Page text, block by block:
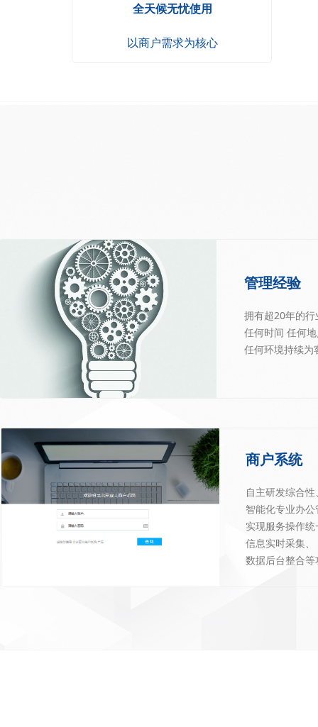
全天候无忧使用
以商户需求为核心
管理经验
拥有超20年的
任何时间 任何
任何环境持续为
商户系统
自主研发综合性
智能化专业办
实现服务操作
信息实时采集、
数据后台整合等